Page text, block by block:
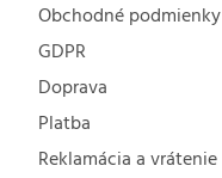
Obchodné podmienky
GDPR
Doprava
Platba
Reklamácia a vrátenie